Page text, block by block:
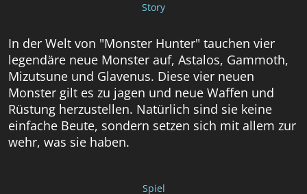
Story
In der Welt von "Monster Hunter" tauchen vier
legendäre neue Monster auf, Astalos, Gammoth,
Mizutsune und Glavenus. Diese vier neuen
Monster gilt es zu jagen und neue Waffen und
Rüstung herzustellen. Natürlich sind sie keine
einfache Beute, sondern setzen sich mit allem zur
wehr, was sie haben.
Spiel